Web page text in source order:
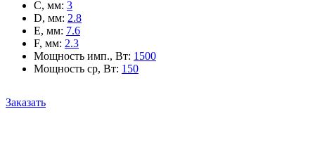
C, мм: 3
D, мм: 2.8
E, мм: 7.6
F, мм: 2.3
Мощность имп., Вт: 1500
Мощность ср, Вт: 150
Заказать